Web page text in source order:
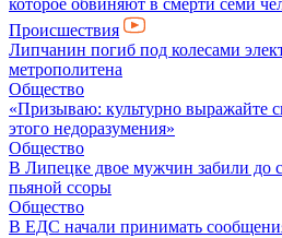
которое обвиняют в смерти семи
Происшествия
Липчанин погиб под колесами
метрополитена
Общество
«Призываю: культурно выражайте
этого недоразумения»
Общество
В Липецке двое мужчин забили до
пьяной ссоры
Общество
В ЕДС начали принимать